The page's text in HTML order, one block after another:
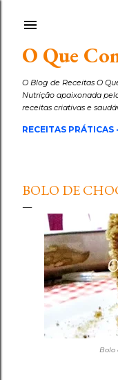
O Que
O Blog de Receitas O
Nutrição apaixonada
receitas criativas e
RECEITAS PRÁTICAS
BOLO DE
Bolo